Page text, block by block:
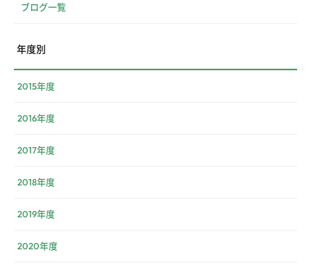
ブログ一覧
年度別
2015年度
2016年度
2017年度
2018年度
2019年度
2020年度